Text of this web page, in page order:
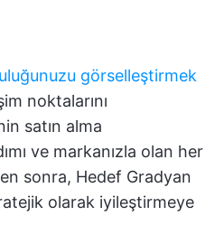
görselleştirmek
noktalarını
satın alma
ve markanızla olan her
sonra, Hedef Gradyan
olarak iyileştirmeye